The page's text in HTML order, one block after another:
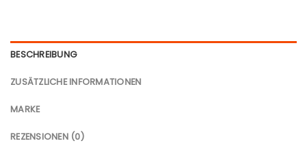
BESCHREIBUNG
ZUSÄTZLICHE INFORMATIONEN
MARKE
REZENSIONEN (0)